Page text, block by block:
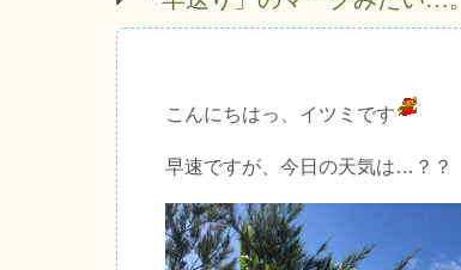
こんにちはっ、イツミです
早速ですが、今日の天気は…？？